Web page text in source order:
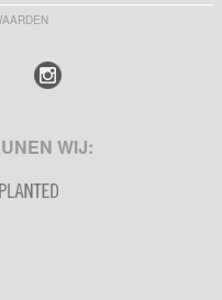
WIJ: